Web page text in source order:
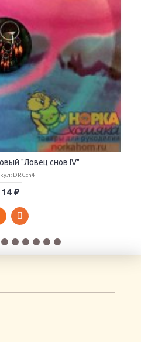
"Ловец снов IV"
DRCch4
14 ₽